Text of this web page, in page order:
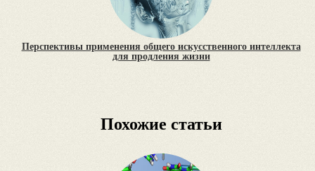
Перспективы применения общего искусственного интеллекта
для продления жизни
Похожие статьи